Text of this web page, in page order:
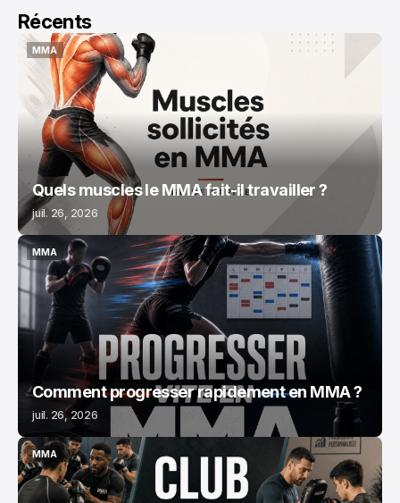
Récents
MMA
MMA
Quels muscles le MMA fait-il travailler ?
juil. 26, 2026
MMA
MMA
Comment progresser rapidement en MMA ?
juil. 26, 2026
MMA
MMA